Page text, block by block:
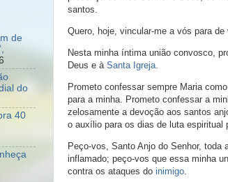
santos.
Quero, hoje, vincular-me a vós para
Nesta minha íntima união convosco,
Deus e à Santa Igreja.
Prometo confessar sempre Maria
para a minha. Prometo confessar a
zelosamente a devoção aos santos
o auxílio para os dias de luta espiritual
Peço-vos, Santo Anjo do Senhor, toda
inflamado; peço-vos que essa minha
contra os ataques do inimigo.
de
do
40